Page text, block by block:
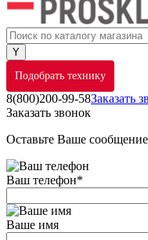
Подобрать технику
8(800)200-99-58Заказать
Заказать звонок
Оставьте Ваше
Ваш телефон*
Ваше имя